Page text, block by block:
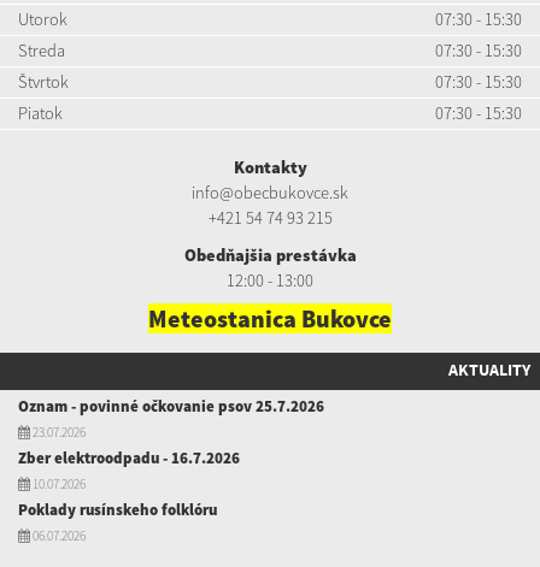
Utorok
07:30 - 15:30
Streda
07:30 - 15:30
Štvrtok
07:30 - 15:30
Piatok
07:30 - 15:30
Kontakty
info@obecbukovce.sk
+421 54 74 93 215
Obedňajšia prestávka
12:00 - 13:00
Meteostanica Bukovce
AKTUALITY
Oznam - povinné očkovanie psov 25.7.2026
23.07.2026
Zber elektroodpadu - 16.7.2026
10.07.2026
Poklady rusínskeho folklóru
06.07.2026